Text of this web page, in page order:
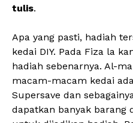
tulis.
Apa yang pasti, hadiah
kedai DIY. Pada Fiza la
hadiah sebenarnya. Al-
macam-macam kedai
Supersave dan
dapatkan banyak barang